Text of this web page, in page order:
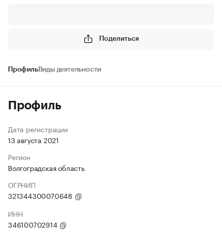
Поделиться
ПрофильВиды деятельности
Профиль
Дата регистрации
13 августа 2021
Регион
Волгоградская область
ОГРНИП
321344300070648
ИНН
346100702914